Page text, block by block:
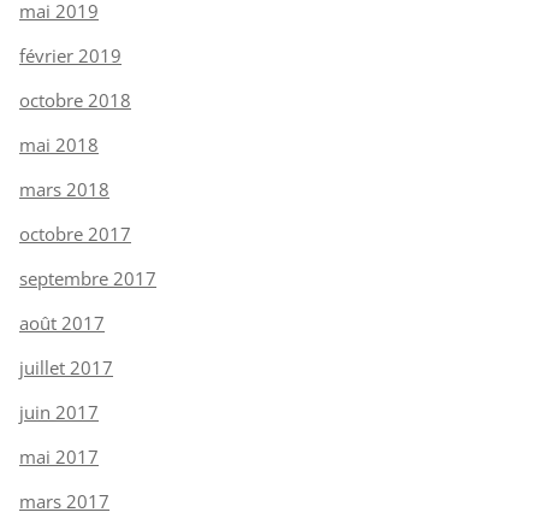
mai 2019
février 2019
octobre 2018
mai 2018
mars 2018
octobre 2017
septembre 2017
août 2017
juillet 2017
juin 2017
mai 2017
mars 2017